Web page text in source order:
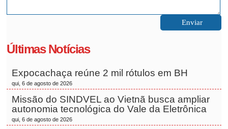
Últimas Notícias
Expocachaça reúne 2 mil rótulos em BH
qui, 6 de agosto de 2026
Missão do SINDVEL ao Vietnã busca ampliar
autonomia tecnológica do Vale da Eletrônica
qui, 6 de agosto de 2026